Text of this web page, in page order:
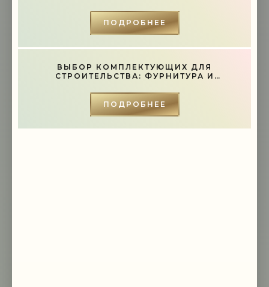
ПОДРОБНЕЕ
ВЫБОР КОМПЛЕКТУЮЩИХ ДЛЯ
СТРОИТЕЛЬСТВА: ФУРНИТУРА И
ПОДРОБНЕЕ